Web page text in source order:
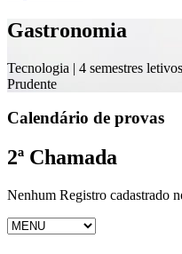
Gastronomia
Tecnologia | 4 semestres
Prudente
Calendário de provas
2ª Chamada
Nenhum Registro cadastrado